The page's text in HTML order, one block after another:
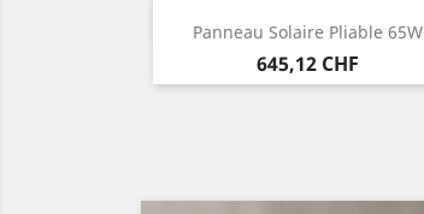
Panneau Solaire Pliable 65W
Preis
645,12 CHF
Vorschau